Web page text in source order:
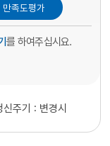
를 하여주십시요.
신주기 : 변경시